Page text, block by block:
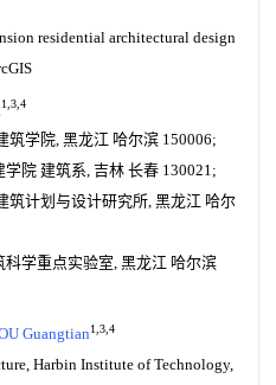
residential architectural design
1,3,4
筑学院, 黑龙江 哈尔滨 150006;
院 建筑系, 吉林 长春 130021;
筑计划与设计研究所, 黑龙江 哈尔
科学重点实验室, 黑龙江 哈尔滨
Guangtian1,3,4
Harbin Institute of Technology,